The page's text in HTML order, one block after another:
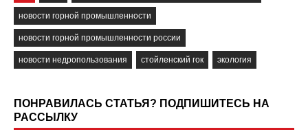
новости горной промышленности
новости горной промышленности россии
новости недропользования стойленский гок экология
ПОНРАВИЛАСЬ СТАТЬЯ? ПОДПИШИТЕСЬ НА
РАССЫЛКУ